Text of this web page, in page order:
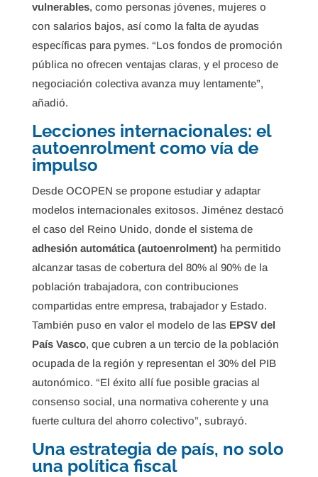
vulnerables, como personas jóvenes, mujeres o
con salarios bajos, así como la falta de ayudas
específicas para pymes. “Los fondos de promoción
pública no ofrecen ventajas claras, y el proceso de
negociación colectiva avanza muy lentamente”,
añadió.
Lecciones internacionales: el
autoenrolment como vía de
impulso
Desde OCOPEN se propone estudiar y adaptar
modelos internacionales exitosos. Jiménez destacó
el caso del Reino Unido, donde el sistema de
adhesión automática (autoenrolment)ha permitido
alcanzar tasas de cobertura del 80% al 90% de la
población trabajadora, con contribuciones
compartidas entre empresa, trabajador y Estado.
También puso en valor el modelo de las EPSV del
País Vasco, que cubren a un tercio de la población
ocupada de la región y representan el 30% del PIB
autonómico. “El éxito allí fue posible gracias al
consenso social, una normativa coherente y una
fuerte cultura del ahorro colectivo”, subrayó.
Una estrategia de país, no solo
una política fiscal